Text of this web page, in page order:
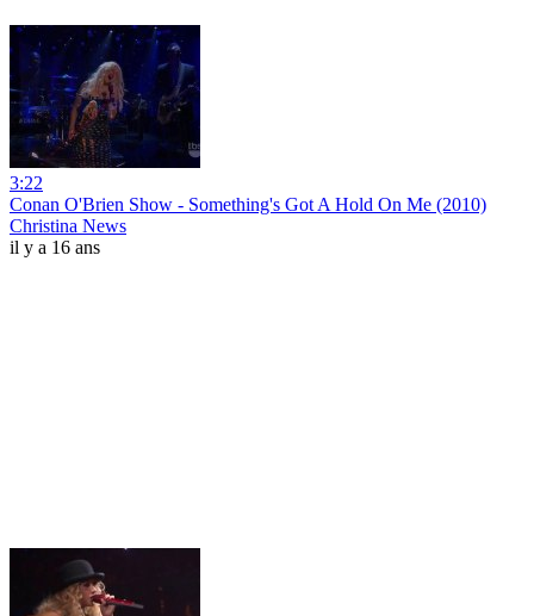
3:22
Conan O'Brien Show - Something's Got A Hold On Me (2010)
Christina News
il y a 16 ans